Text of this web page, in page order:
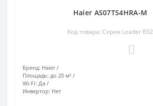
Haier AS07TS4HRA-M
Код товара: Серия Leader R32
Бренд: Haier
Площадь: до 20 м²
Wi-Fi: Да
Инвертор: Нет